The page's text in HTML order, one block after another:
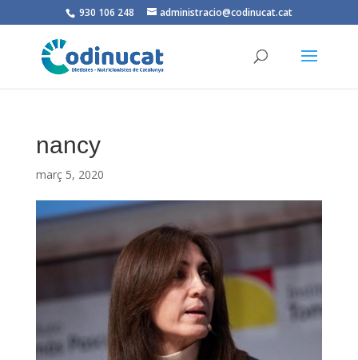
930 106 248 administracio@codinucat.cat
nancy
març 5, 2020